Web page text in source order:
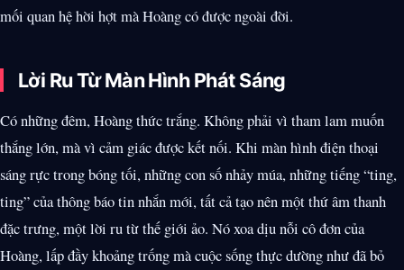
mối quan hệ hời hợt mà Hoàng có được ngoài đời.
Lời Ru Từ Màn Hình Phát Sáng
Có những đêm, Hoàng thức trắng. Không phải vì tham lam muốn
thắng lớn, mà vì cảm giác được kết nối. Khi màn hình điện thoại
sáng rực trong bóng tối, những con số nhảy múa, những tiếng “ting,
ting” của thông báo tin nhắn mới, tất cả tạo nên một thứ âm thanh
đặc trưng, một lời ru từ thế giới ảo. Nó xoa dịu nỗi cô đơn của
Hoàng, lấp đầy khoảng trống mà cuộc sống thực dường như đã bỏ